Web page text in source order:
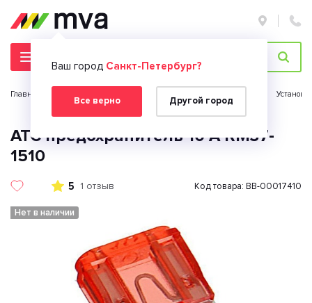
Ваш город Санкт-Петербург?
Все верно Другой город
Главная страница
АТС предохранитель 10 А RM37-
1510
5 1 отзыв Код товара: BB-00017410
Нет в наличии